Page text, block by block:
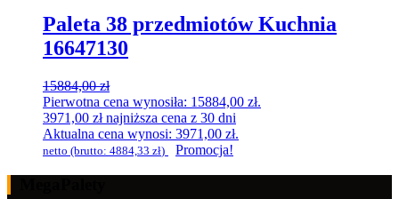
Paleta 38 przedmiotów Kuchnia
16647130
15884,00zł
Pierwotna cena wynosiła: 15884,00 zł.
3971,00 złnajniższa cena z 30 dni
Aktualna cena wynosi: 3971,00 zł.
netto (brutto: 4884,33 zł) Promocja!